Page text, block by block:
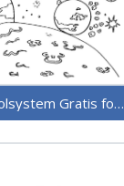
Solsystem Gratis for Barn